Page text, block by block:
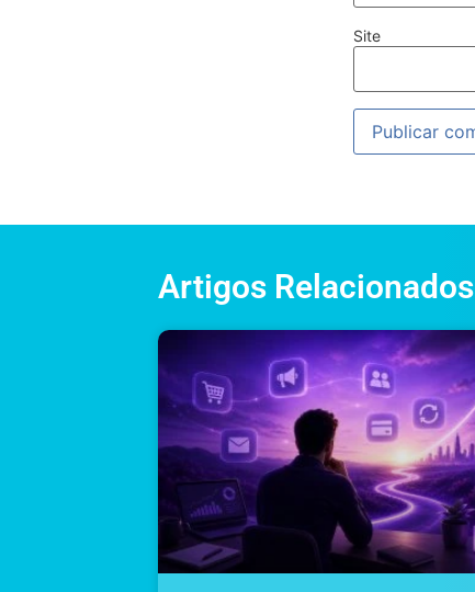
Site
Artigos Relacionados